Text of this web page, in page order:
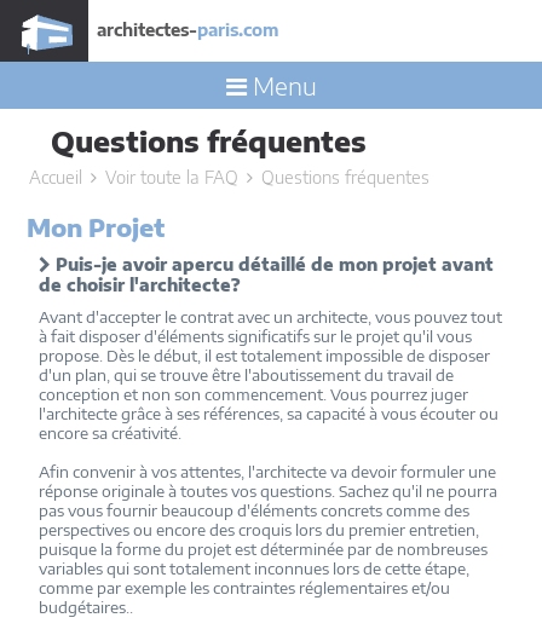
architectes-paris.com
Menu
Questions fréquentes
Accueil Voir toute la FAQ Questions fréquentes
Mon Projet
Puis-je avoir apercu détaillé de mon projet avant
de choisir l'architecte?
Avant d'accepter le contrat avec un architecte, vous pouvez tout
à fait disposer d'éléments significatifs sur le projet qu'il vous
propose. Dès le début, il est totalement impossible de disposer
d'un plan, qui se trouve être l'aboutissement du travail de
conception et non son commencement. Vous pourrez juger
l'architecte grâce à ses références, sa capacité à vous écouter ou
encore sa créativité.
Afin convenir à vos attentes, l'architecte va devoir formuler une
réponse originale à toutes vos questions. Sachez qu'il ne pourra
pas vous fournir beaucoup d'éléments concrets comme des
perspectives ou encore des croquis lors du premier entretien,
puisque la forme du projet est déterminée par de nombreuses
variables qui sont totalement inconnues lors de cette étape,
comme par exemple les contraintes réglementaires et/ou
budgétaires..